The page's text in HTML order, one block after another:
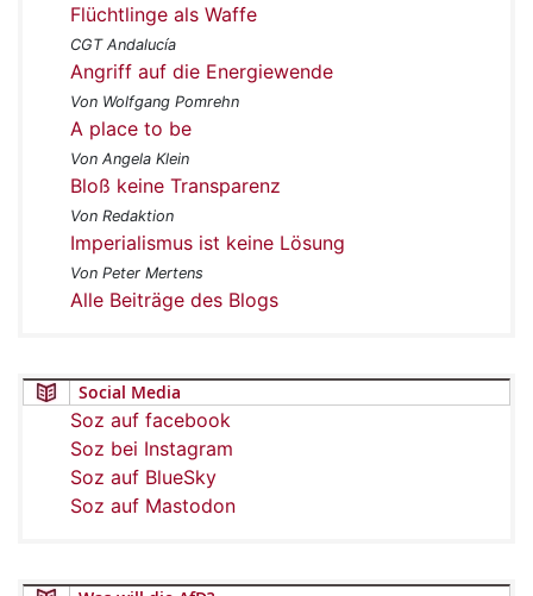
Flüchtlinge als Waffe
CGT Andalucía
Angriff auf die Energiewende
Von Wolfgang Pomrehn
A place to be
Von Angela Klein
Bloß keine Transparenz
Von Redaktion
Imperialismus ist keine Lösung
Von Peter Mertens
Alle Beiträge des Blogs
Social Media
Soz auf facebook
Soz bei Instagram
Soz auf BlueSky
Soz auf Mastodon